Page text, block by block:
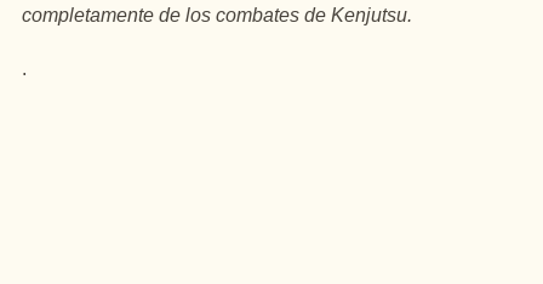
completamente de los combates de Kenjutsu.
.